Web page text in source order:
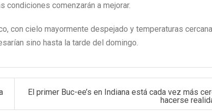
condiciones comenzarán a mejorar.
con cielo mayormente despejado y temperaturas
sino hasta la tarde del domingo.
El primer Buc-ee’s en Indiana está cada vez más
hacerse